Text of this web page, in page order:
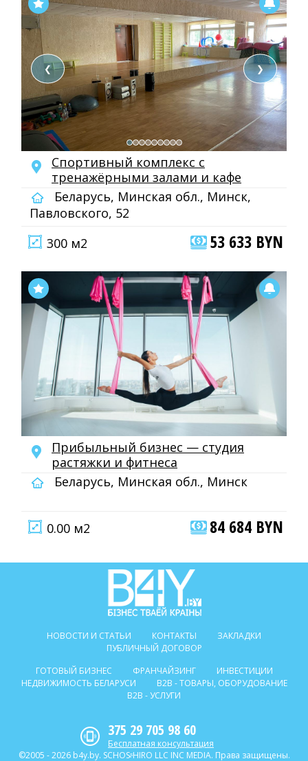
❮ ❯
Спортивный комплекс с
тренажёрными залами и кафе
Беларусь, Минская обл., Минск,
Павловского, 52
300 м2
53 633 BYN
Прибыльный бизнес — студия
растяжки и фитнеса
Беларусь, Минская обл., Минск
0.00 м2 84 684 BYN
НОВОСТИ И СТАТЬИ КОНТАКТЫ
ЗАКЛАДКИ
ПУБЛИЧНЫЙ ДОГОВОР
ГОТОВЫЙ БИЗНЕС
ФРАНЧАЙЗИНГ
ИНВЕСТИЦИИ
НЕДВИЖИМОСТЬ БЕЛАРУСИ
B2B - ТОВАРЫ, ОБОРУДОВАНИЕ
B2B - УСЛУГИ
375 29 705 98 60
Бесплатная консультация
©2005 - 2026 b4y.by. SCHOSᶳHIRO LLC INC MEDIA. Права защищены.